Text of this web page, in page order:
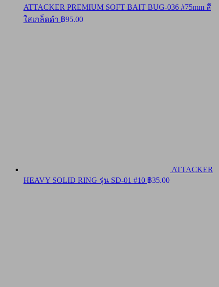
ATTACKER PREMIUM SOFT BAIT BUG-036 #75mm สี
ใสเกล็ดดำ ฿95.00
ATTACKER
HEAVY SOLID RING รุ่น SD-01 #10 ฿35.00